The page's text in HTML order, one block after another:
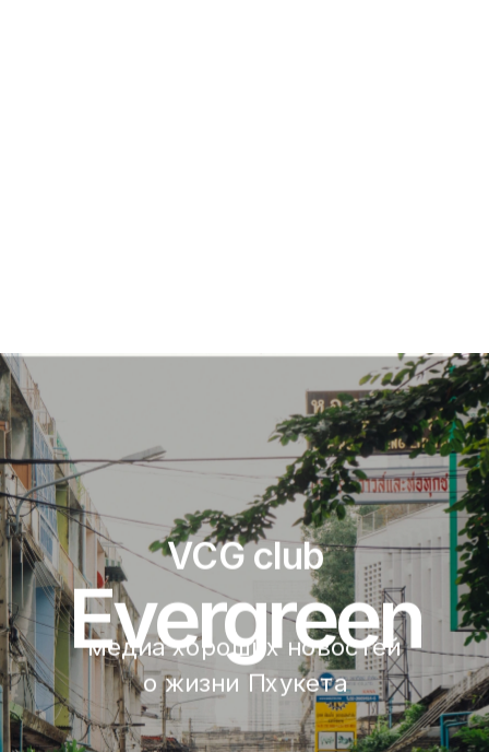
VCG club
Evergreen
медиа хороших новостей
о жизни Пхукета